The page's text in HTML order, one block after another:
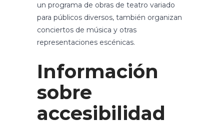
un programa de obras de teatro variado
para públicos diversos, también organizan
conciertos de música y otras
representaciones escénicas.
Información
sobre
accesibilidad